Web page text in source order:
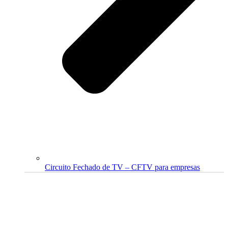
Circuito Fechado de TV – CFTV para empresas